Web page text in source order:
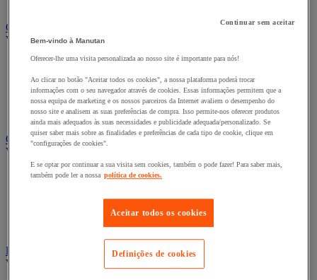
Classificação e arquivo
Ver todas as categorias
Acessórios de arquivo para o escritório
Caixa de arquivo
Pasta suspensa
Pastas de arquivo, separadores e bolsas
Pastas e classificadores
Contagem e registo de valores
Ver todas as categorias
Caixa de dinheiro
Contadores/classificadores de moedas e detetores de notas
Leitores de código de barras e acessórios
Decoração
Ver todas as categorias
Continuar sem aceitar
Bem-vindo à Manutan
Oferecer-lhe uma visita personalizada ao nosso site é importante para nós!
Ao clicar no botão "Aceitar todos os cookies", a nossa plataforma poderá trocar
informações com o seu navegador através de cookies. Essas informações permitem que a
nossa equipa de marketing e os nossos parceiros da Internet avaliem o desempenho do
nosso site e analisem as suas preferências de compra. Isso permite-nos oferecer produtos
ainda mais adequados às suas necessidades e publicidade adequada/personalizado. Se
quiser saber mais sobre as finalidades e preferências de cada tipo de cookie, clique em
"configurações de cookies".
E se optar por continuar a sua visita sem cookies, também o pode fazer! Para saber mais,
também pode ler a nossa política de cookies.
Aceitar todos os cookies
Definições de cookies